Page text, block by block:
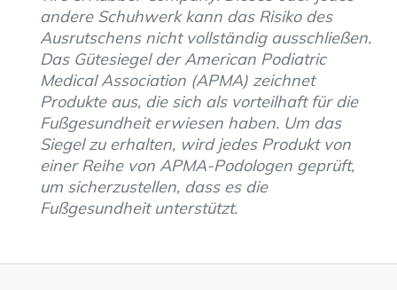
andere Schuhwerk kann das Risiko des
Ausrutschens nicht vollständig ausschließen.
Das Gütesiegel der American Podiatric
Medical Association (APMA) zeichnet
Produkte aus, die sich als vorteilhaft für die
Fußgesundheit erwiesen haben. Um das
Siegel zu erhalten, wird jedes Produkt von
einer Reihe von APMA-Podologen geprüft,
um sicherzustellen, dass es die
Fußgesundheit unterstützt.